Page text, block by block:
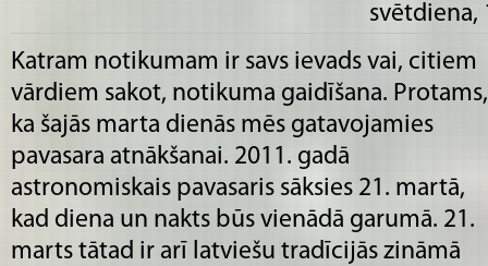
svētdiena,
Katram notikumam ir savs ievads vai, citiem
vārdiem sakot, notikuma gaidīšana. Protams,
ka šajās marta dienās mēs gatavojamies
pavasara atnākšanai. 2011. gadā
astronomiskais pavasaris sāksies 21. martā,
kad diena un nakts būs vienādā garumā. 21.
marts tātad ir arī latviešu tradīcijās zināmā